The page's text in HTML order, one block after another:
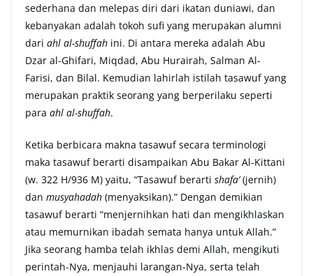
sederhana dan melepas diri dari ikatan duniawi, dan
kebanyakan adalah tokoh sufi yang merupakan alumni
dari ahl al-shuffah ini. Di antara mereka adalah Abu
Dzar al-Ghifari, Miqdad, Abu Hurairah, Salman Al-
Farisi, dan Bilal. Kemudian lahirlah istilah tasawuf yang
merupakan praktik seorang yang berperilaku seperti
para ahl al-shuffah.
Ketika berbicara makna tasawuf secara terminologi
maka tasawuf berarti disampaikan Abu Bakar Al-Kittani
(w. 322 H/936 M) yaitu, “Tasawuf berarti shafa’(jernih)
dan musyahadah (menyaksikan).” Dengan demikian
tasawuf berarti “menjernihkan hati dan mengikhlaskan
atau memurnikan ibadah semata hanya untuk Allah.”
Jika seorang hamba telah ikhlas demi Allah, mengikuti
perintah­-Nya, menjauhi larangan-Nya, serta telah